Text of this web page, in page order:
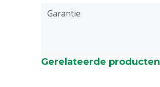
Garantie
Gerelateerde producten